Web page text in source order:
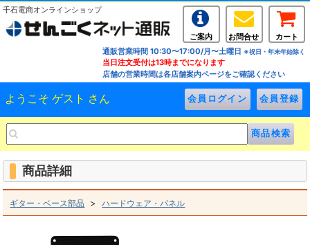
千石電商オンラインショップ
ご案内 お問合せ
カート
通販営業時間 10:30〜17:00/月〜土曜日 ※祝日・年末年始除く
当日注文受付は13時までになります
店舗の営業時間は各店舗案内ページをご確認ください
ようこそ ゲスト さん
商品詳細
ギター・ベース部品 >ハードウェア・パネル